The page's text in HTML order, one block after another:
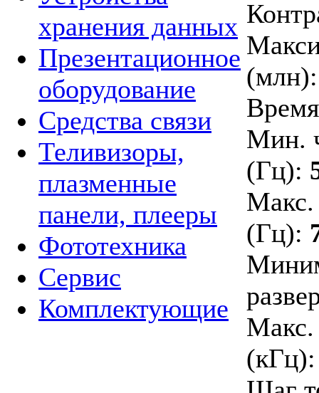
хранения данных
Презентационное
оборудование
Средства связи
Теливизоры,
плазменные
панели, плееры
Фототехника
Сервис
Комплектующие
(млн):
Мин.
(Гц):
Макс.
(Гц):
Макс.
(кГц):